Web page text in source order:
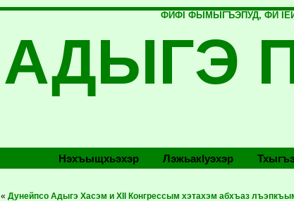
ФИФI ФЫМЫГЪЭПУД, ФИ
АДЫГЭ
Нэхъыщхьэхэр Лэжьакlуэхэр
« Дунейпсо Адыгэ Хасэм и ХII Конгрессым хэтахэм абхъаз